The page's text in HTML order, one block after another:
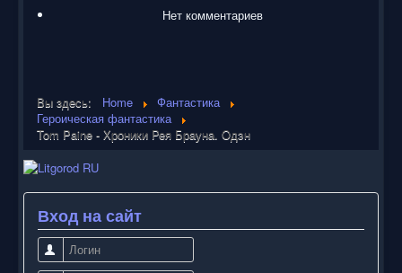
Нет комментариев
Вы здесь: Home
Фантастика
Героическая фантастика
Tom Paine - Хроники Рея Брауна. Одэн
Вход на сайт
Логин